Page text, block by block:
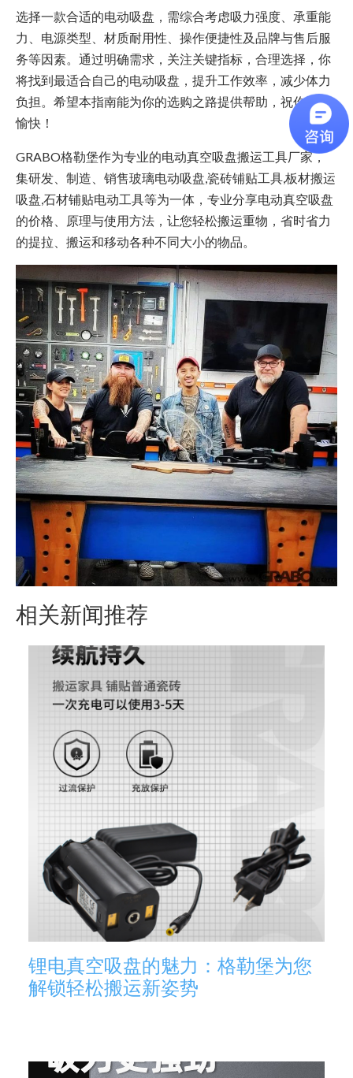
选择一款合适的电动吸盘，需综合考虑吸力强度、承重能
力、电源类型、材质耐用性、操作便捷性及品牌与售后服
务等因素。通过明确需求，关注关键指标，合理选择，你
将找到最适合自己的电动吸盘，提升工作效率，减少体力
负担。希望本指南能为你的选购之路提供帮助，祝你选购
愉快！
GRABO格勒堡作为专业的电动真空吸盘搬运工具厂家，
集研发、制造、销售玻璃电动吸盘,瓷砖铺贴工具,板材搬运
吸盘,石材铺贴电动工具等为一体，专业分享电动真空吸盘
的价格、原理与使用方法，让您轻松搬运重物，省时省力
的提拉、搬运和移动各种不同大小的物品。
相关新闻推荐
锂电真空吸盘的魅力：格勒堡为您
解锁轻松搬运新姿势